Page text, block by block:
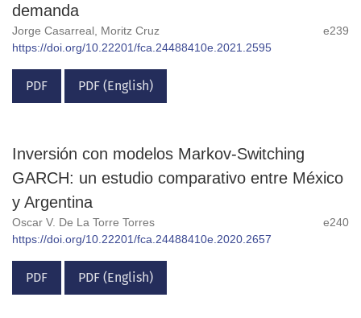
demanda
Jorge Casarreal, Moritz Cruz
e239
https://doi.org/10.22201/fca.24488410e.2021.2595
PDF PDF (English)
Inversión con modelos Markov-Switching
GARCH: un estudio comparativo entre México
y Argentina
Oscar V. De La Torre Torres
e240
https://doi.org/10.22201/fca.24488410e.2020.2657
PDF PDF (English)